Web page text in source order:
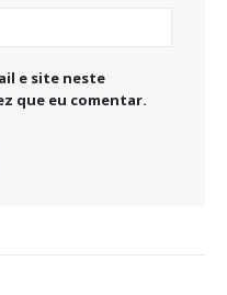
e site neste
que eu comentar.